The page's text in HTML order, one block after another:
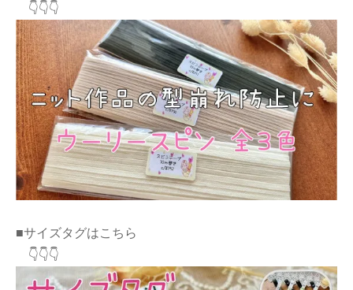
👇👇👇
■サイズタグはこちら
👇👇👇